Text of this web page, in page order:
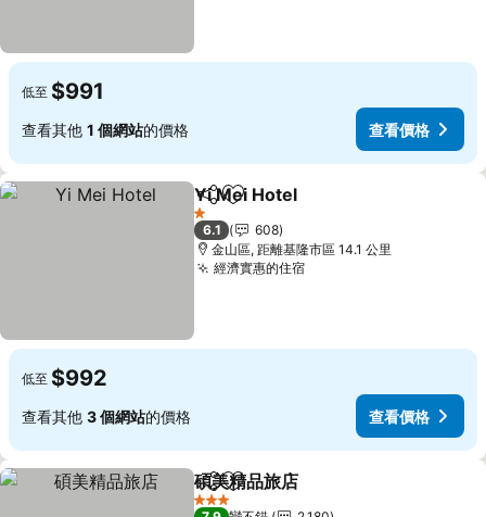
低至 $991
查看其他 1 個網站的價格 查看價格
分享 加入我的最愛
Yi Mei Hotel
1 星級
6.1
608
金山區, 距離基隆市區 14.1 公里
經濟實惠的住宿查看價格
低至 $992
查看其他 3 個網站的價格 查看價格
分享 加入我的最愛
碩美精品旅店
3 星級